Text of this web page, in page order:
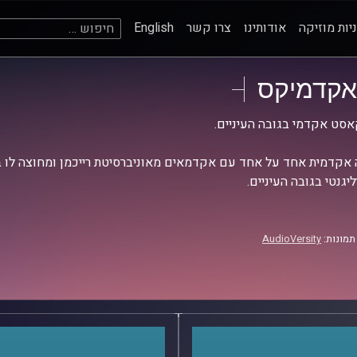
מוזיקה אודותינו צרו קשר English חיפוש:
אקדמיקס
אקדמי בגובה העיניים.
אקדמית אחד על אחד עם אקדמאים מאוניברסיטת רייכמן ומחוצה לו
בגובה העיניים.
AudioVersity